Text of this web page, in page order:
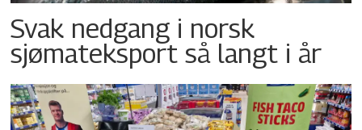
Svak nedgang i norsk
sjømateksport så langt i år